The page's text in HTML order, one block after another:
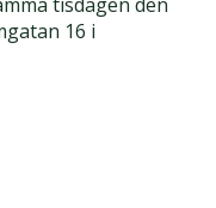
16 i